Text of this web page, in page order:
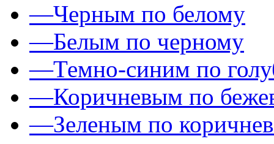
—Черным по белому
—Белым по черному
—Темно-синим по
—Коричневым по
—Зеленым по